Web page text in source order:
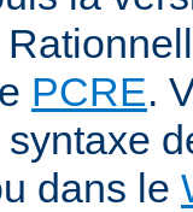
PCRE.
dans le